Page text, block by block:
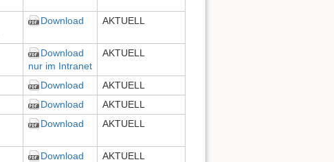
Download AKTUELL
Download
nur im Intranet
AKTUELL
Download
AKTUELL
Download
AKTUELL
Download AKTUELL
Download AKTUELL